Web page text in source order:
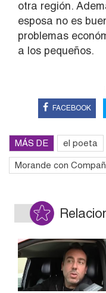
otra región.
esposa no es
problemas
a los pequeños.
FACEBOOK
MÁS DE el poeta
Morande con